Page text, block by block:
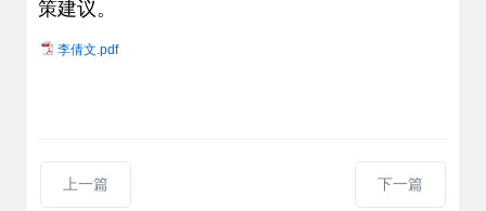
策建议。
李倩文.pdf
上一篇 下一篇